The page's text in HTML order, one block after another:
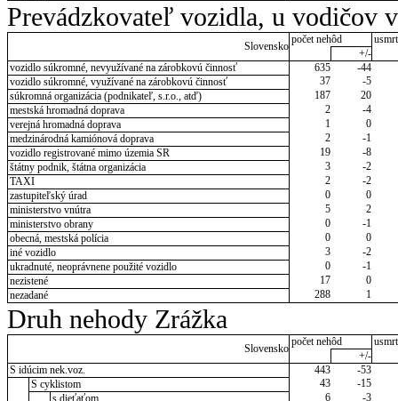
Prevádzkovateľ vozidla, u vodičov
Slovensko
počet nehôd
+/-
vozidlo súkromné, nevyužívané na zárobkovú činnosť
635
-44
vozidlo súkromné, využívané na zárobkovú činnosť
37
-5
súkromná organizácia (podnikateľ, s.r.o., atď)
187
20
mestská hromadná doprava
2
-4
verejná hromadná doprava
1
0
medzinárodná kamiónová doprava
2
-1
vozidlo registrované mimo územia SR
19
-8
štátny podnik, štátna organizácia
3
-2
TAXI
2
-2
zastupiteľský úrad
0
0
ministerstvo vnútra
5
2
ministerstvo obrany
0
-1
obecná, mestská polícia
0
0
iné vozidlo
3
-2
ukradnuté, neoprávnene použité vozidlo
0
-1
nezistené
17
0
nezadané
288 1
Druh nehody Zrážka
Slovensko
počet nehôd
+/-
S idúcim nek.voz.
443
-53
S cyklistom
43
-15
6 -3